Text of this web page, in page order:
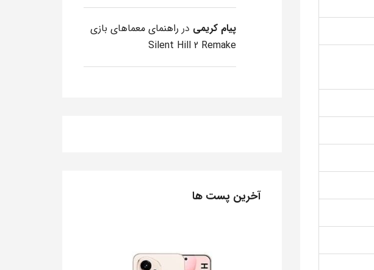
پیام کریمی در راهنمای معماهای بازی
Silent Hill 2 Remake
آخرین پست ها